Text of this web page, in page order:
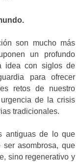
son mucho más
un profundo
idea con siglos de
para ofrecer
retos de nuestro
de la crisis
tradicionales.
antiguas de lo que
asombrosa, que
sino regenerativo y